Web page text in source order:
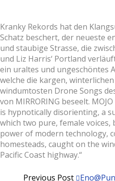
Kranky Rekords hat den
Schatz beschert, der neueste
und staubige Strasse, die
und Liz Harris‘ Portland
ein uraltes und ungeschöntes
welche die kargen,
windumtosten Drone Songs
von MIRRORING beseelt.
is hypnotically disorienting, a
which two pure, female voices,
power of modern technology,
homesteads, caught on the
Pacific Coast highway.“
Previous Post